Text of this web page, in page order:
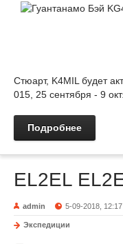
Стюарт, K4MIL будет
015, 25 сентября - 9
Подробнее
EL2EL
admin 5-09-2018, 12:17
Экспедиции